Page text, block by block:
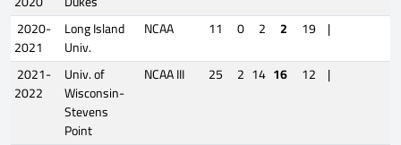
2020-
2021
Long Island
Univ.
NCAA 11 0 2 2 19 |
2021-
2022
Univ. of
Wisconsin-
Stevens
Point
NCAA III 25 2 14 16 12 |